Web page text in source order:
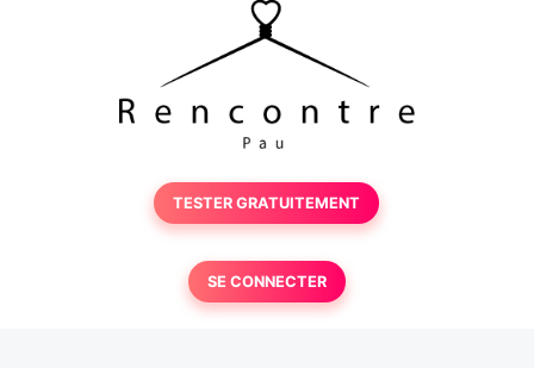
TESTER GRATUITEMENT
SE CONNECTER